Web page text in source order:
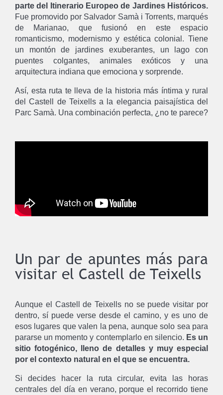
parte del Itinerario Europeo de Jardines Históricos.
Fue promovido por Salvador Samà i Torrents, marqués
de Marianao, que fusionó en este espacio
romanticismo, modernismo y estética colonial. Tiene
un montón de jardines exuberantes, un lago con
puentes colgantes, animales exóticos y una
arquitectura indiana que emociona y sorprende.
Así, esta ruta te lleva de la historia más íntima y rural
del Castell de Teixells a la elegancia paisajística del
Parc Samà. Una combinación perfecta, ¿no te parece?
Un par de apuntes más para
visitar el Castell de Teixells
Aunque el Castell de Teixells no se puede visitar por
dentro, sí puede verse desde el camino, y es uno de
esos lugares que valen la pena, aunque solo sea para
pararse un momento y contemplarlo en silencio. Es un
sitio fotogénico, lleno de detalles y muy especial
por el contexto natural en el que se encuentra.
Si decides hacer la ruta circular, evita las horas
centrales del día en verano, porque el recorrido tiene